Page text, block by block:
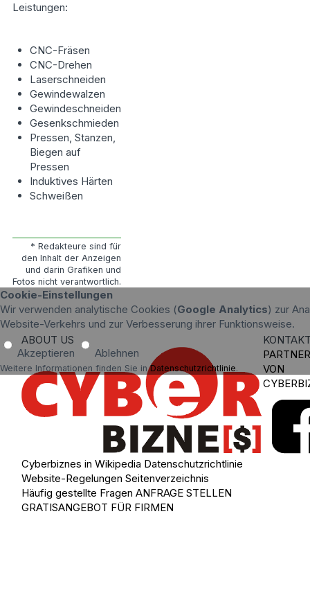
Leistungen:
CNC-Fräsen
CNC-Drehen
Laserschneiden
Gewindewalzen
Gewindeschneiden
Gesenkschmieden
Pressen, Stanzen,
Biegen auf
Pressen
Induktives Härten
Schweißen
* Redakteure sind für
den Inhalt der Anzeigen
und darin Grafiken und
Fotos nicht verantwortlich.
Cookie-Einstellungen
Wir verwenden analytische Cookies (Google Analytics) zur
Website-Verkehrs und zur Verbesserung ihrer Funktionsweise.
Akzeptieren Ablehnen
Weitere Informationen finden Sie inDatenschutzrichtlinie.
ABOUT US
Cyberbiznes in Wikipedia Datenschutzrichtlinie
Website-Regelungen Seitenverzeichnis
Häufig gestellte Fragen ANFRAGE STELLEN
GRATISANGEBOT FÜR FIRMEN
VON